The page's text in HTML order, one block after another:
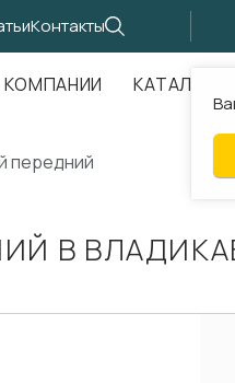
Контакты
КОМПАНИИ КАТАЛОГ
передний
В